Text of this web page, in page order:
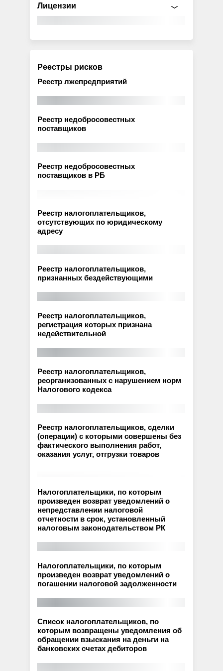
Лицензии
Реестры рисков
Реестр лжепредприятий
Реестр недобросовестных
поставщиков
Реестр недобросовестных
поставщиков в РБ
Реестр налогоплательщиков,
отсутствующих по юридическому
адресу
Реестр налогоплательщиков,
признанных бездействующими
Реестр налогоплательщиков,
регистрация которых признана
недействительной
Реестр налогоплательщиков,
реорганизованных с нарушением норм
Налогового кодекса
Реестр налогоплательщиков, сделки
(операции) с которыми совершены без
фактического выполнения работ,
оказания услуг, отгрузки товаров
Налогоплательщики, по которым
произведен возврат уведомлений о
непредставлении налоговой
отчетности в срок, установленный
налоговым законодательством РК
Налогоплательщики, по которым
произведен возврат уведомлений о
погашении налоговой задолженности
Список налогоплательщиков, по
которым возвращены уведомления об
обращении взыскания на деньги на
банковских счетах дебиторов